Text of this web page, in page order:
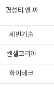
명성티.앤.씨
세빈기술
벤젤코리아
하이테크